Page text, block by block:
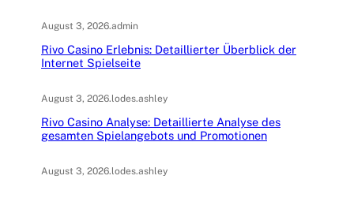
August 3, 2026.admin
Rivo Casino Erlebnis: Detaillierter Überblick der
Internet Spielseite
August 3, 2026.lodes.ashley
Rivo Casino Analyse: Detaillierte Analyse des
gesamten Spielangebots und Promotionen
August 3, 2026.lodes.ashley